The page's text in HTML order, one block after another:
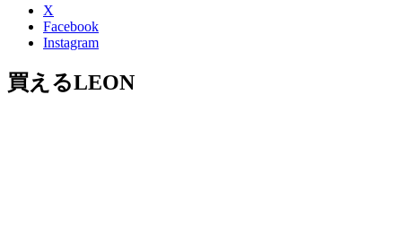
X
Facebook
Instagram
買えるLEON